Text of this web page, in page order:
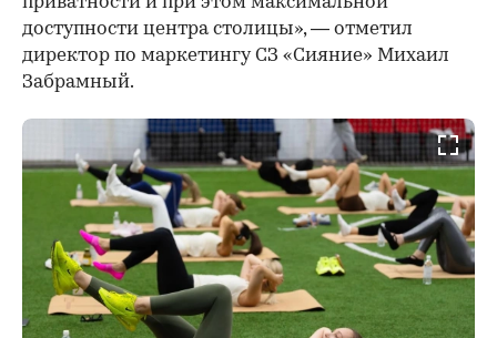
доступности центра столицы», — отметил
директор по маркетингу СЗ «Сияние» Михаил
Забрамный.